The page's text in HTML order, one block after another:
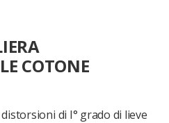
COTONE
di I° grado di lieve